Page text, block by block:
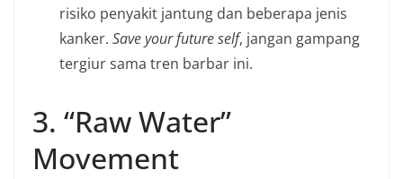
risiko penyakit jantung dan beberapa jenis
kanker. Save your future self, jangan gampang
tergiur sama tren barbar ini.
3. “Raw Water”
Movement